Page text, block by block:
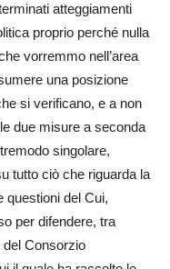
atteggiamenti
proprio perché nulla
vorremmo nell’area
una posizione
si verificano, e a non
due misure a seconda
singolare,
tutto ciò che riguarda la
questioni del Cui,
per difendere, tra
del Consorzio